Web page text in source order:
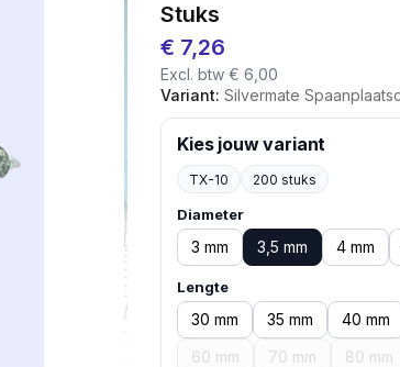
Stuks
€ 7,26
Excl. btw € 6,00
Variant: Silvermate Spaanplaatschroeven
Kies jouw variant
TX-10 200 stuks
Diameter
3 mm 3,5 mm 4 mm
Lengte
30 mm 35 mm 40 mm
60 mm
70 mm 80 mm